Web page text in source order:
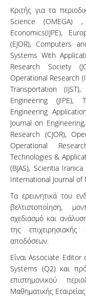
Κριτής για τα
Science (OMEGA)
Economics(IJPE),
(EJOR), Computers
Systems With
Research Society
Operational Research
Transportation
Engineering (JIPE),
Engineering
Journal on
Research (CJOR),
Operational
Technologies &
(BJAS), Scientia
International Journal
Τα ερευνητικά του
βελτιστοποίηση,
σχεδιασμό και
της
αποδόσεων.
Είναι Associate
Systems (Q2) και
επιστημονικού
Μαθηματικής